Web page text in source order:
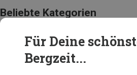
Beliebte Kategorien
ACCESSOIRES
Für Deine
Bergzeit...